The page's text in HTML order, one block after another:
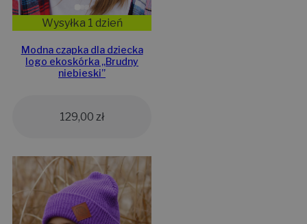
Wysyłka 1 dzień
Modna czapka dla dziecka
logo ekoskórka „Brudny
niebieski”
129,00 zł